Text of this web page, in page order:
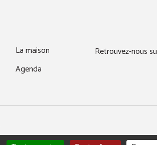
La maison
Agenda
Retrouvez-nous